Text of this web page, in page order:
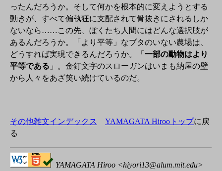
ったんだろうか。そして何かを根本的に変えようとする
動きが、すべて偏執狂に支配されて骨抜きにされるしか
ないなら……この先、ぼくたち人間にはどんな選択肢が
あるんだろうか。「より平等」なブタのいない農場は、
どうすれば実現できるんだろうか。「 一部の動物はより
平等である 」。金釘文字のスローガンはいまも納屋の壁
から人々をあざ笑い続けているのだ。
その他雑文インデックス YAMAGATA Hirooトップに戻
る
YAMAGATA Hiroo <hiyori13@alum.mit.edu>